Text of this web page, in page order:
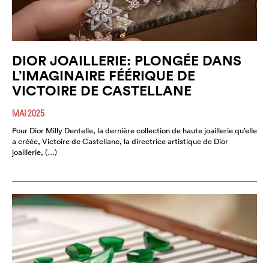
DIOR JOAILLERIE: PLONGÉE DANS
L’IMAGINAIRE FÉÉRIQUE DE
VICTOIRE DE CASTELLANE
MAI 2025
Pour Dior Milly Dentelle, la dernière collection de haute joaillerie qu’elle
a créée, Victoire de Castellane, la directrice artistique de Dior
joaillerie, (…)